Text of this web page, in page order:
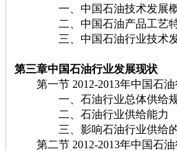
一、中国石油技术发展
二、中国石油产品工艺特
三、中国石油行业技术发
第三章中国石油行业发展现状
第一节 2012-2013年中国石油
一、石油行业总体供给规
二、石油行业供给能力
三、影响石油行业供给的
第二节 2012-2013年中国石油